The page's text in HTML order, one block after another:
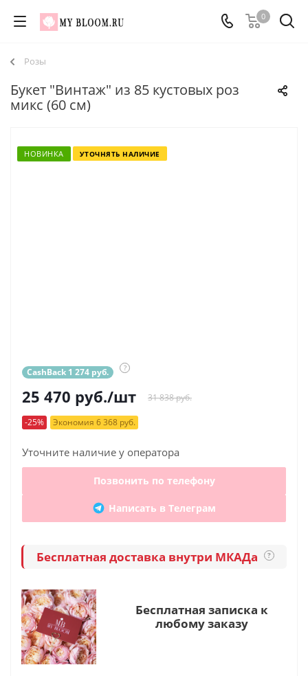
0
Розы
Букет "Винтаж" из 85 кустовых роз
микс (60 см)
НОВИНКА УТОЧНЯТЬ НАЛИЧИЕ
CashBack 1 274 руб. ?
25 470 руб./шт 31 838 руб.
-25% Экономия 6 368 руб.
Уточните наличие у оператора
Позвонить по телефону
Написать в Телеграм
Бесплатная доставка внутри МКАДа ?
Бесплатная записка к
любому заказу